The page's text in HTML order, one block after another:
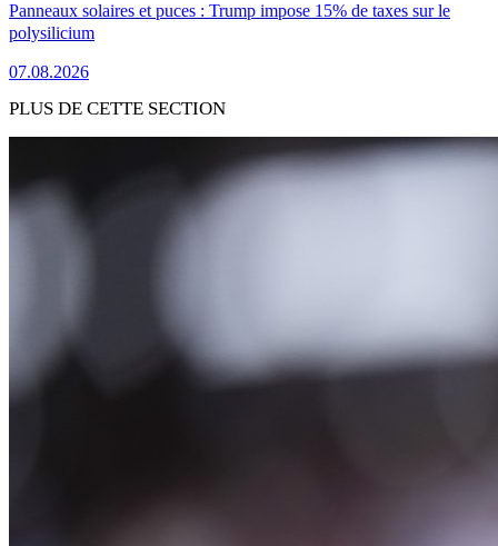
Panneaux solaires et puces : Trump impose 15% de taxes sur le
polysilicium
07.08.2026
PLUS DE CETTE SECTION